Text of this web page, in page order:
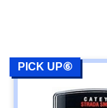
PICK UP⑥